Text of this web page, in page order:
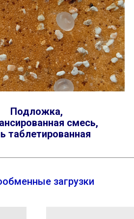
Подложка,
смесь,
таблетированная
загрузки